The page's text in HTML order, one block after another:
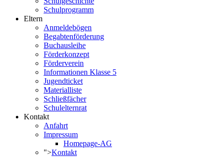
Schulprogramm
Eltern
Anmeldebögen
Begabtenförderung
Buchausleihe
Förderkonzept
Förderverein
Informationen Klasse 5
Jugendticket
Materialliste
Schließfächer
Schulelternrat
Kontakt
Anfahrt
Impressum
Homepage-AG
">Kontakt